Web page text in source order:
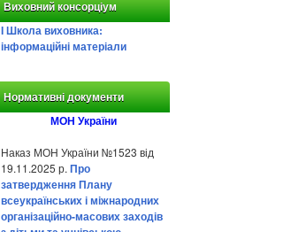
Виховний консорціум
І Школа виховника:
інформаційні матеріали
Нормативні документи
МОН України
Наказ МОН України №1523 від
19.11.2025 р. Про
затвердження Плану
всеукраїнських і міжнародних
організаційно-масових заходів